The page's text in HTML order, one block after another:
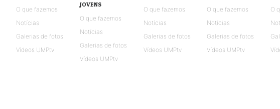
O que fazemos
Notícias
Galerias de fotos
Vídeos UMPtv
JOVENS
O que fazemos
Notícias
Galerias de fotos
Vídeos UMPtv
O que fazemos
Notícias
Galerias de fotos
Vídeos UMPtv
O que fazemos
Notícias
Galerias de fotos
Vídeos UMPtv
O